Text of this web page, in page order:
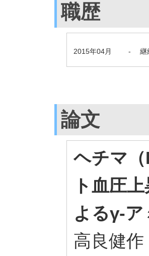
職歴
2015年04月 - 継
論文
ヘチマ
ト血圧
よるγ-
高良健